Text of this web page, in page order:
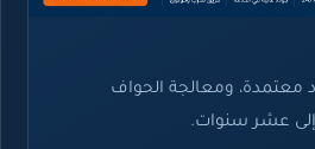
ومعالجة الحواف
عشر سنوات.